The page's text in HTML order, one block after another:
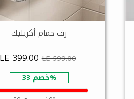
رف حمام أكريليك
LE 399.00 LE 599.00
خصم 33%